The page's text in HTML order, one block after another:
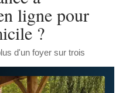
ligne pour
?
d'un foyer sur trois